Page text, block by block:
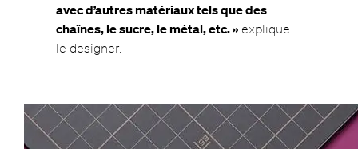
avec d’autres matériaux tels que des
chaînes, le sucre, le métal, etc. »explique
le designer.